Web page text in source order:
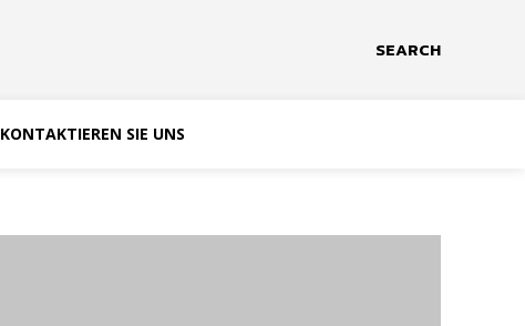
SEARCH
KONTAKTIEREN SIE UNS